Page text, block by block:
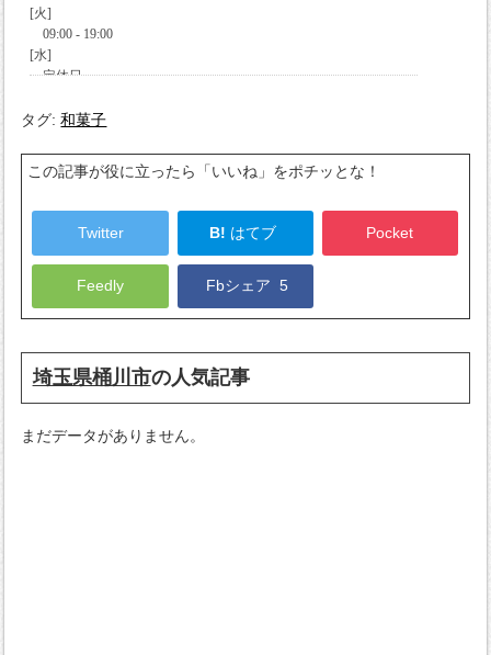
タグ:和菓子
この記事が役に立ったら「いいね」をポチッとな！
Twitter B! はてブ Pocket
Feedly Fbシェア5
埼玉県桶川市の人気記事
まだデータがありません。